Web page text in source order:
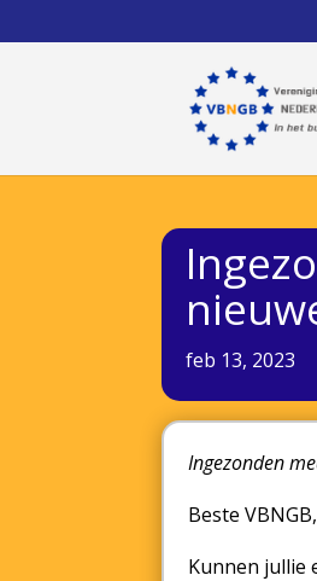
feb 13, 2023
Ingezonden
Beste VBNGB,
Kunnen jullie